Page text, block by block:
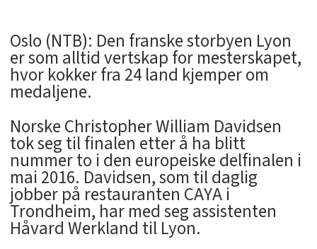
Oslo (NTB): Den franske storbyen Lyon
er som alltid vertskap for mesterskapet,
hvor kokker fra 24 land kjemper om
medaljene.
Norske Christopher William Davidsen
tok seg til finalen etter å ha blitt
nummer to i den europeiske delfinalen i
mai 2016. Davidsen, som til daglig
jobber på restauranten CAYA i
Trondheim, har med seg assistenten
Håvard Werkland til Lyon.